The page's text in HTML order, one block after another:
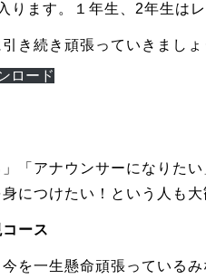
ります。１年生、2年生は
き続き頑張っていきましょ
ロード
」「アナウンサーになりた
につけたい！という人も大
ース
を一生懸命頑張っている